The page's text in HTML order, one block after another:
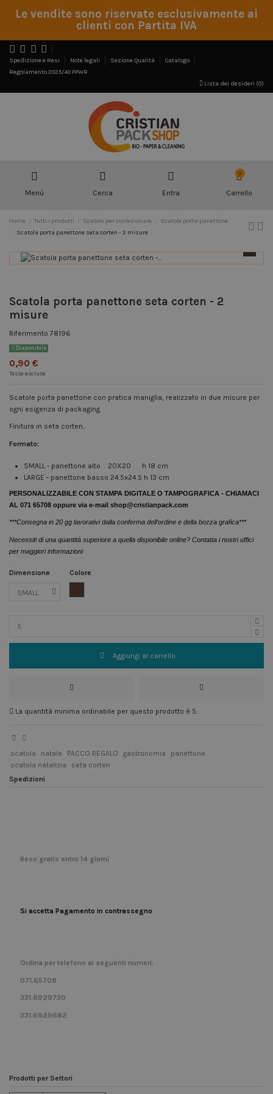
Le vendite sono riservate esclusivamente ai
clienti con Partita IVA
Spedizione e Resi Note legali Sezione Qualità
Catalogo
Regolamento 2025/40 PPWR
Lista dei desideri (0)
Menù Cerca Entra
0
Carrello
Home Tutti i prodotti Scatole per confezionare
Scatole porta panettone
Scatola porta panettone seta corten - 2 misure
Scatola porta panettone seta corten - 2
misure
Riferimento 78196
Disponibile
0,90 €
Tasse escluse
Scatole porta panettone con pratica maniglia, realizzato in due misure per
ogni esigenza di packaging.
Finitura in seta corten.
Formato:
SMALL - panettone alto 20X20 h 18 cm
LARGE - panettone basso 24.5x24.5 h 13 cm
PERSONALIZZABILE CON STAMPA DIGITALE O TAMPOGRAFICA - CHIAMACI
AL 071 65708 oppure via e-mail shop@cristianpack.com
***Consegna in 20 gg lavorativi dalla conferma dell'ordine e della bozza grafica***
Necessiti di una quantità superiore a quella disponibile online? Contatta i nostri uffici
per maggiori informazioni
Dimensione
Colore
Aggiungi al carrello
La quantità minima ordinabile per questo prodotto è 5.
scatola natale PACCO REGALO gastronomia
panettone
scatola natalizia
seta corten
Spedizioni
Reso gratis entro 14 giorni
Si accetta Pagamento in contrassegno
Ordina per telefono ai seguenti numeri:
071.65708
331.6929730
331.6929682
Prodotti per Settori